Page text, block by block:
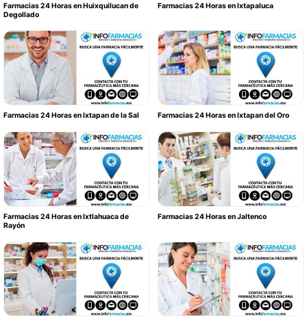
Farmacias 24 Horas en Huixquilucan de
Degollado
Farmacias 24 Horas en Ixtapaluca
Farmacias 24 Horas en Ixtapan de la Sal Farmacias 24 Horas en Ixtapan del Oro
Farmacias 24 Horas en Ixtlahuaca de
Rayón
Farmacias 24 Horas en Jaltenco